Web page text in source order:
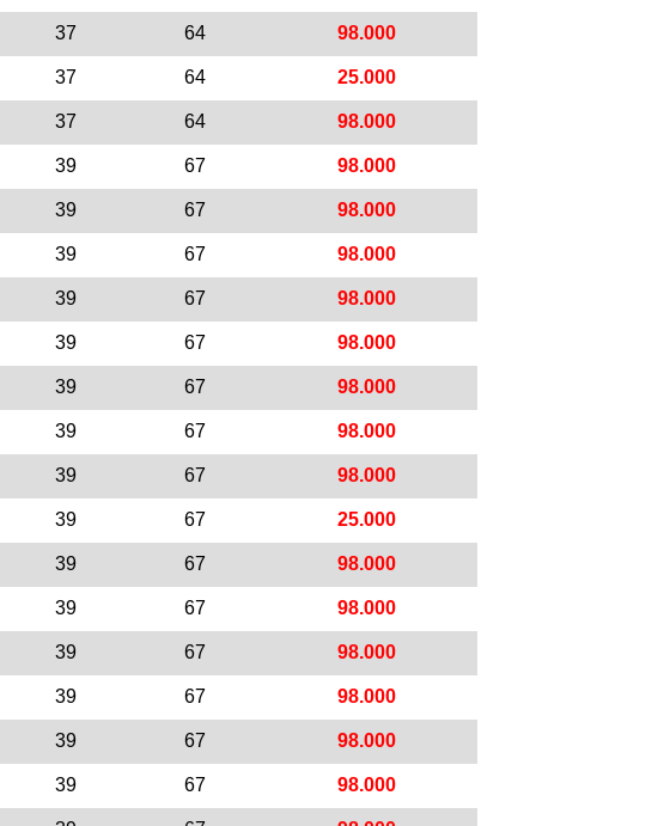
37 64 98.000
37 64 25.000
37 64 98.000
39 67 98.000
39 67 98.000
39 67 98.000
39 67 98.000
39 67 98.000
39 67 98.000
39 67 98.000
39 67 98.000
39 67 25.000
39 67 98.000
39 67 98.000
39 67 98.000
39 67 98.000
39 67 98.000
39 67 98.000